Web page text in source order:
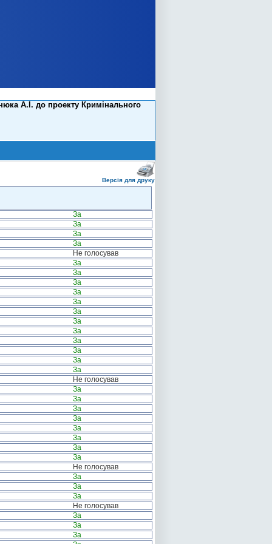
А.І. до проекту Кримінального
Версія для друку
За
За
За
За
Не голосував
За
За
За
За
За
За
За
За
За
За
За
За
Не голосував
За
За
За
За
За
За
За
За
Не голосував
За
За
За
Не голосував
За
За
За